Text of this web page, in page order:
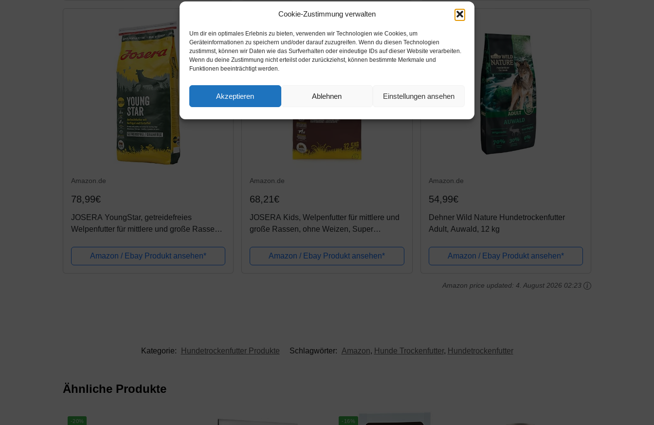
Cookie-Zustimmung verwalten
Um dir ein optimales Erlebnis zu bieten, verwenden wir Technologien wie Cookies, um
Geräteinformationen zu speichern und/oder darauf zuzugreifen. Wenn du diesen Technologien
zustimmst, können wir Daten wie das Surfverhalten oder eindeutige IDs auf dieser Website verarbeiten.
Wenn du deine Zustimmung nicht erteilst oder zurückziehst, können bestimmte Merkmale und
Funktionen beeinträchtigt werden.
Akzeptieren Ablehnen Einstellungen ansehen
Amazon.de
78,99€
JOSERA YoungStar, getreidefreies
Welpenfutter für mittlere und große Rassen,
Hunde, 1er Pack, (1 x 15 kg)
Amazon / Ebay Produkt ansehen*
Amazon.de
68,21€
JOSERA Kids, Welpenfutter für mittlere und
große Rassen, ohne Weizen, Super
Hunde, 1er Pack (1 x 15 kg)
Amazon / Ebay Produkt ansehen*
Amazon.de
54,99€
Dehner Wild Nature Hundetrockenfutter
Adult, Auwald, 12 kg
Amazon / Ebay Produkt ansehen*
Amazon price updated:4. August 2026 02:23
Kategorie: Hundetrockenfutter Produkte Schlagwörter: Amazon, Hunde Trockenfutter, Hundetrockenfutter
Ähnliche Produkte
-20% -16%